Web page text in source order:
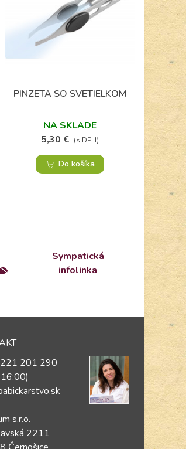
Obľúbené
PINZETA SO SVETIELKOM
NA SKLADE
5,30 € (s DPH)
Do košíka
Sympatická
infolinka
201 290
s.r.o.
2211